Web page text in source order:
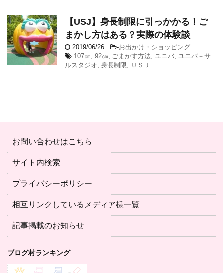
【USJ】身長制限に引っかかる！ご
まかし方はある？実際の体験談
2019/06/26 -お出かけ・ショッピング
107㎝, 92㎝, ごまかす方法, ユニバ, ユニバ－サ
ルスタジオ, 身長制限, ＵＳＪ
お問い合わせはこちら
サイト内検索
プライバシーポリシー
相互リンクしているメディア様一覧
記事掲載のお知らせ
ブログ村ランキング